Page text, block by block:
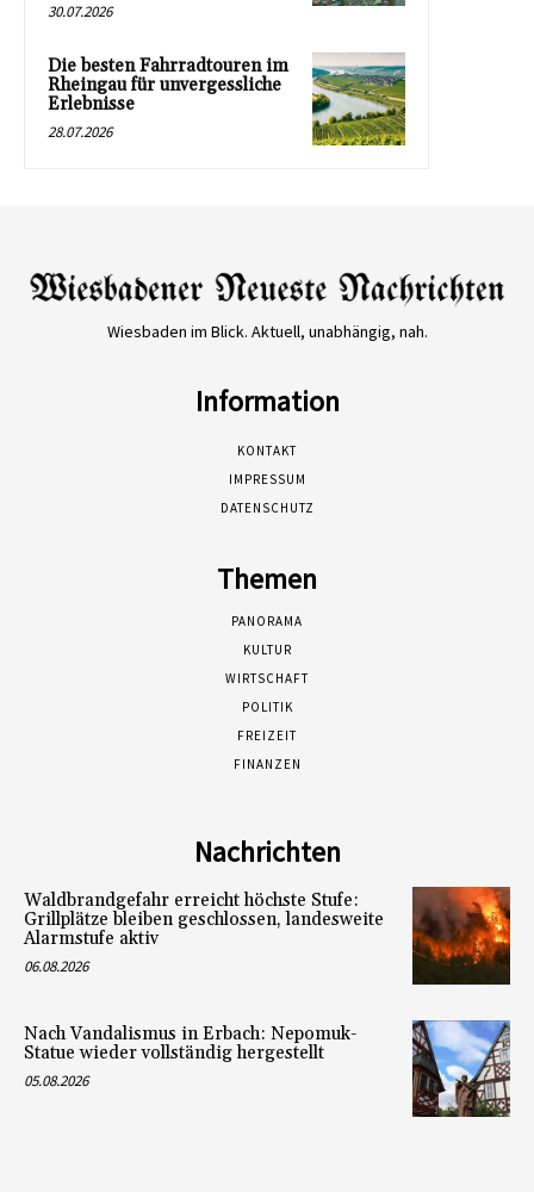
30.07.2026
Die besten Fahrradtouren im
Rheingau für unvergessliche
Erlebnisse
28.07.2026
Wiesbaden im Blick. Aktuell, unabhängig, nah.
Information
KONTAKT
IMPRESSUM
DATENSCHUTZ
Themen
PANORAMA
KULTUR
WIRTSCHAFT
POLITIK
FREIZEIT
FINANZEN
Nachrichten
Waldbrandgefahr erreicht höchste Stufe:
Grillplätze bleiben geschlossen, landesweite
Alarmstufe aktiv
06.08.2026
Nach Vandalismus in Erbach: Nepomuk-
Statue wieder vollständig hergestellt
05.08.2026